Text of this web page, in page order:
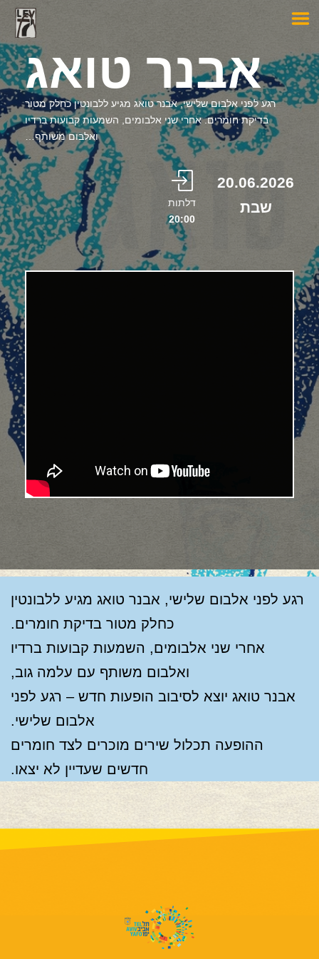
אבנר טואג
רגע לפני אלבום שלישי, אבנר טואג מגיע ללבונטין כחלק מטור
בדיקת חומרים. אחרי שני אלבומים, השמעות קבועות ברדיו
ואלבום משותף…
20.06.2026
שבת
דלתות
20:00
רגע לפני אלבום שלישי, אבנר טואג מגיע ללבונטין
כחלק מטור בדיקת חומרים.
אחרי שני אלבומים, השמעות קבועות ברדיו
ואלבום משותף עם עלמה גוב,
אבנר טואג יוצא לסיבוב הופעות חדש – רגע לפני
אלבום שלישי.
ההופעה תכלול שירים מוכרים לצד חומרים
חדשים שעדיין לא יצאו.